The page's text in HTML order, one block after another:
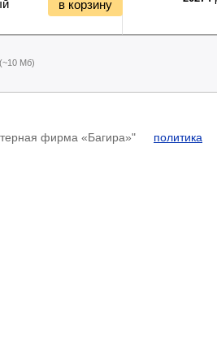
прочее
в корзину
(~10 Мб)
фирма «Багира»" политика